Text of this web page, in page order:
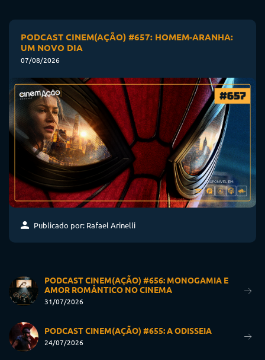
PODCAST CINEM(AÇÃO) #657: HOMEM-ARANHA:
UM NOVO DIA
07/08/2026
Publicado por: Rafael Arinelli
PODCAST CINEM(AÇÃO) #656: MONOGAMIA E
AMOR ROMÂNTICO NO CINEMA
31/07/2026
PODCAST CINEM(AÇÃO) #655: A ODISSEIA
24/07/2026